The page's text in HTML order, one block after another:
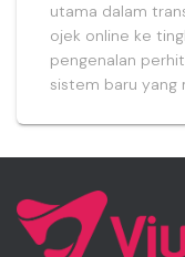
utama dalam
ojek online ke
pengenalan
sistem baru yang